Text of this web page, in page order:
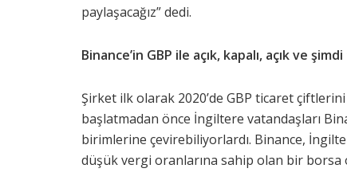
paylaşacağız” dedi.
Binance’in GBP ile açık, kapalı, açık ve
Şirket ilk olarak 2020’de GBP ticaret
başlatmadan önce İngiltere vatandaşları
birimlerine çevirebiliyorlardı. Binance,
düşük vergi oranlarına sahip olan bir